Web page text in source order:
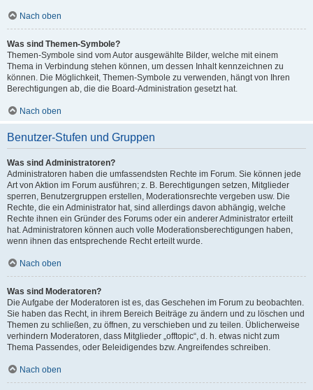
Nach oben
Was sind Themen-Symbole?
Themen-Symbole sind vom Autor ausgewählte Bilder, welche mit einem
Thema in Verbindung stehen können, um dessen Inhalt kennzeichnen zu
können. Die Möglichkeit, Themen-Symbole zu verwenden, hängt von Ihren
Berechtigungen ab, die die Board-Administration gesetzt hat.
Nach oben
Benutzer-Stufen und Gruppen
Was sind Administratoren?
Administratoren haben die umfassendsten Rechte im Forum. Sie können jede
Art von Aktion im Forum ausführen; z. B. Berechtigungen setzen, Mitglieder
sperren, Benutzergruppen erstellen, Moderationsrechte vergeben usw. Die
Rechte, die ein Administrator hat, sind allerdings davon abhängig, welche
Rechte ihnen ein Gründer des Forums oder ein anderer Administrator erteilt
hat. Administratoren können auch volle Moderationsberechtigungen haben,
wenn ihnen das entsprechende Recht erteilt wurde.
Nach oben
Was sind Moderatoren?
Die Aufgabe der Moderatoren ist es, das Geschehen im Forum zu beobachten.
Sie haben das Recht, in ihrem Bereich Beiträge zu ändern und zu löschen und
Themen zu schließen, zu öffnen, zu verschieben und zu teilen. Üblicherweise
verhindern Moderatoren, dass Mitglieder „offtopic“, d. h. etwas nicht zum
Thema Passendes, oder Beleidigendes bzw. Angreifendes schreiben.
Nach oben